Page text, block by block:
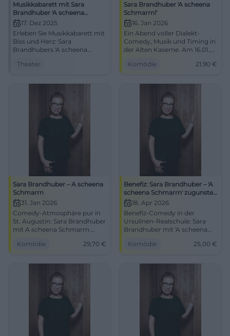
Musikkabarett mit Sara
Brandhuber 'A scheena
Schmarrn'
17. Dez 2025
Erleben Sie Musikkabarett mit
Biss und Herz: Sara
Brandhubers 'A scheena
Musik im Kulturforum
aufleuchten. Ein intensives
außergewöhnlicher
Atmosphäre.
Theater
Sara Brandhuber 'A scheena
Schmarrn!'
16. Jan 2026
Ein Abend voller Dialekt-
Comedy, Musik und Timing in
der Alten Kaserne. Am 16.01.,
Mehr Lachen, mehr Groove,
sichern. #LandshutLacht
Komödie 21,90 €
Sara Brandhuber – A scheena
Schmarrn
31. Jan 2026
Comedy-Atmosphäre pur in
St. Augustin: Sara Brandhuber
mit A scheena Schmarrn.
Musikkabarett, Pointen,
mitlachen. Jetzt Tickets
Komödie 29,70 €
Benefiz: Sara Brandhuber – 'A
scheena Schmarrn' zugunsten
Hospizverein
18. Apr 2026
Benefiz-Comedy in der
Ursulinen-Realschule: Sara
Brandhuber mit 'A scheena
Uhr, Tickets ab 25 €. Musik,
lachgeladen und
sichern! #LandshutComedy
Komödie 25,00 €